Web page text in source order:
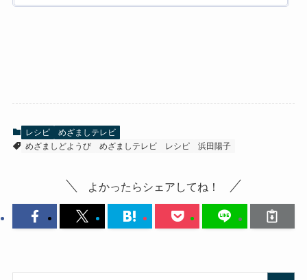
レシピ
めざましテレビ
めざましどようび
めざましテレビ レシピ 浜田陽子
よかったらシェアしてね！